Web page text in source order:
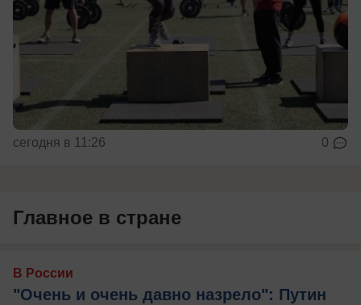
сегодня в 11:26 0
Главное в стране
В России
"Очень и очень давно назрело": Путин